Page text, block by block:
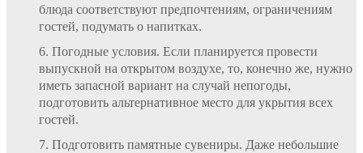
блюда соответствуют предпочтениям, ограничениям
гостей, подумать о напитках.
Погодные условия. Если планируется провести
выпускной на открытом воздухе, то, конечно же, нужно
иметь запасной вариант на случай непогоды,
подготовить альтернативное место для укрытия всех
гостей.
Подготовить памятные сувениры. Даже небольшие